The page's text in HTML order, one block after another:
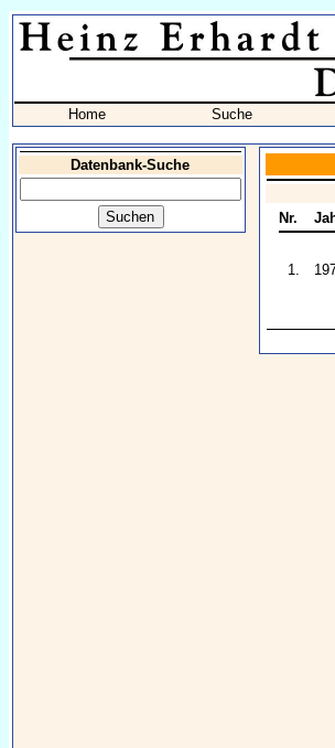
Home Suche
Datenbank-Suche
Nr.
1.